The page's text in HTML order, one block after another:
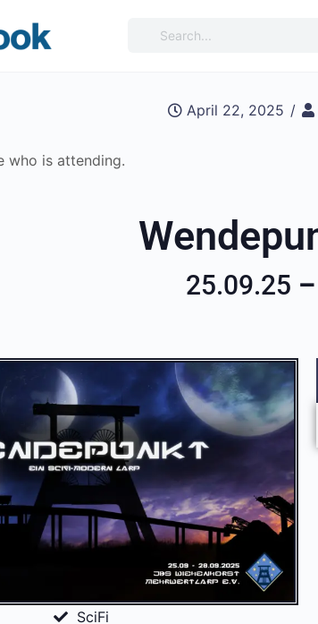
April 22, 2025 /
who is attending.
25.09.25 –
SciFi